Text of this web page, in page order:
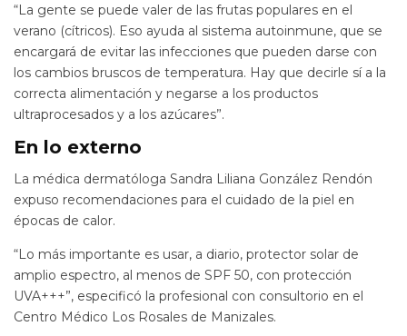
“La gente se puede valer de las frutas populares en el
verano (cítricos). Eso ayuda al sistema autoinmune, que se
encargará de evitar las infecciones que pueden darse con
los cambios bruscos de temperatura. Hay que decirle sí a la
correcta alimentación y negarse a los productos
ultraprocesados y a los azúcares”.
En lo externo
La médica dermatóloga Sandra Liliana González Rendón
expuso recomendaciones para el cuidado de la piel en
épocas de calor.
“Lo más importante es usar, a diario, protector solar de
amplio espectro, al menos de SPF 50, con protección
UVA+++”, especificó la profesional con consultorio en el
Centro Médico Los Rosales de Manizales.